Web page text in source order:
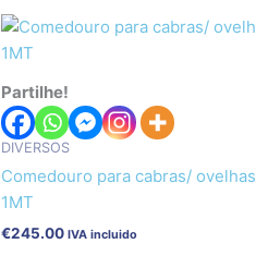
Partilhe!
DIVERSOS
Comedouro para cabras/ ovelhas
1MT
€245.00 IVA incluido